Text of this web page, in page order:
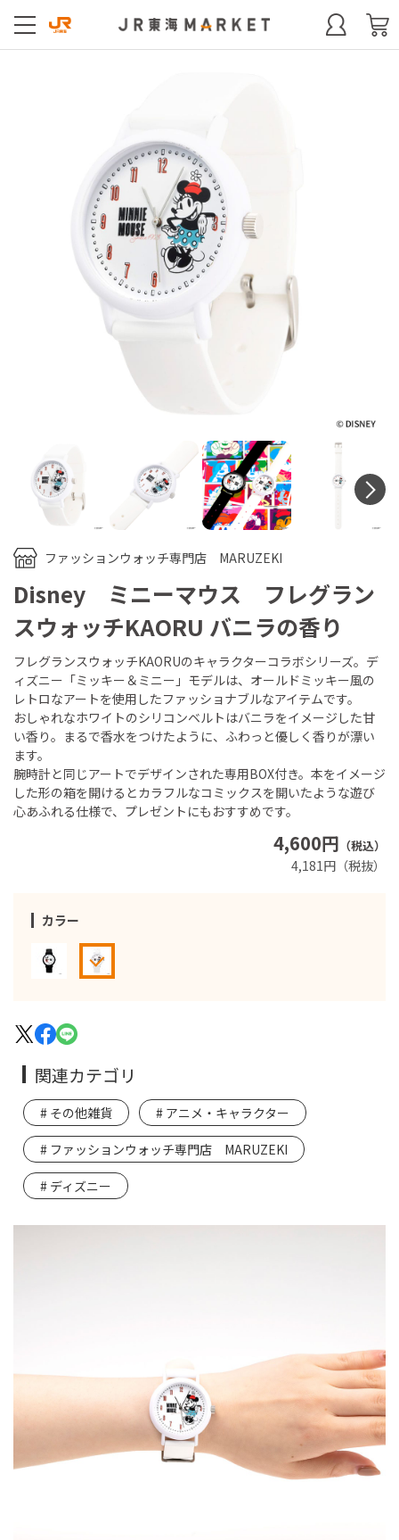
ファッションウォッチ専門店 MARUZEKI
Disney ミニーマウス フレグラン
スウォッチKAORU バニラの香り
4,600円 （税込）
4,181円（税抜）
カラー
フレグランスウォッチKAORUのキャラクターコラボシリーズ。デ
ィズニー「ミッキー＆ミニー」モデルは、オールドミッキー風の
レトロなアートを使用したファッショナブルなアイテムです。
おしゃれなホワイトのシリコンベルトはバニラをイメージした甘
い香り。まるで香水をつけたように、ふわっと優しく香りが漂い
ます。
腕時計と同じアートでデザインされた専用BOX付き。本をイメージ
した形の箱を開けるとカラフルなコミックスを開いたような遊び
心あふれる仕様で、プレゼントにもおすすめです。
関連カテゴリ
その他雑貨 アニメ・キャラクター
ファッションウォッチ専門店 MARUZEKI
ディズニー